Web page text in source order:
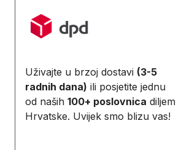
Uživajte u brzoj dostavi (3-5
radnih dana) ili posjetite jednu
od naših 100+ poslovnica diljem
Hrvatske. Uvijek smo blizu vas!